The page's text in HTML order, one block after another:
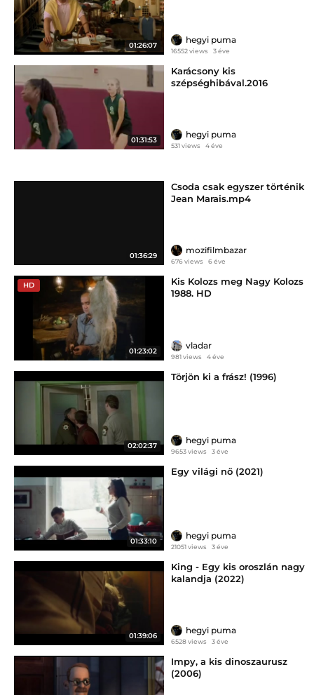
01:26:07
hegyi puma
16552 views 3 éve
01:31:53
Karácsony kis
szépséghibával.2016
hegyi puma
531 views 4 éve
01:36:29
Csoda csak egyszer történik
Jean Marais.mp4
mozifilmbazar
676 views 6 éve
HD
01:23:02
Kis Kolozs meg Nagy Kolozs
1988. HD
vladar
981 views 4 éve
02:02:37
Törjön ki a frász! (1996)
hegyi puma
9653 views 3 éve
01:33:10
Egy világi nő (2021)
hegyi puma
21051 views 3 éve
01:39:06
King - Egy kis oroszlán nagy
kalandja (2022)
hegyi puma
6528 views 3 éve
Impy, a kis dinoszaurusz
(2006)